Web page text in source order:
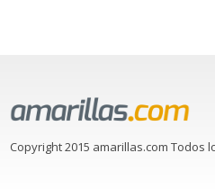
Copyright 2015 amarillas.com Todos